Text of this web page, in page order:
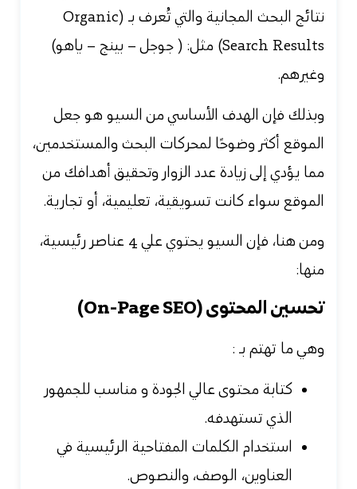
نتائج البحث المجانية والتي تُعرف بـ (Organic
Search Results) مثل: ( جوجل – بينج – ياهو)
وغيرهم.
وبذلك فإن الهدف الأساسي من السيو هو جعل
الموقع أكثر وضوحًا لمحركات البحث والمستخدمين،
مما يؤدي إلى زيادة عدد الزوار وتحقيق أهدافك من
الموقع سواء كانت تسويقية، تعليمية، أو تجارية.
ومن هنا، فإن السيو يحتوي علي 4 عناصر رئيسية،
منها:
تحسين المحتوى (On-Page SEO)
وهي ما تهتم بـ :
كتابة محتوى عالي الجودة و مناسب للجمهور
الذي تستهدفه.
استخدام الكلمات المفتاحية الرئيسية في
العناوين، الوصف، والنصوص.